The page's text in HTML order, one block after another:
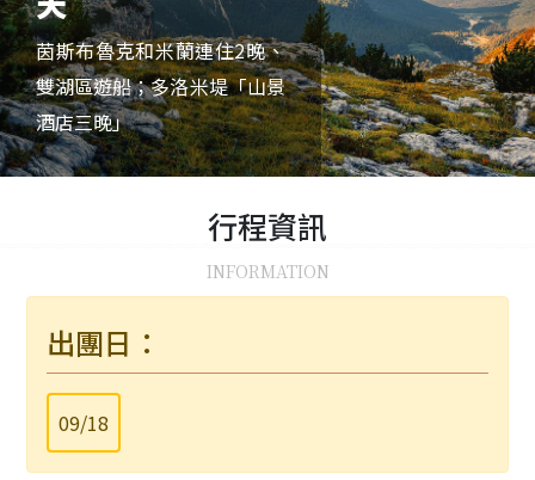
茵斯布魯克和米蘭連住2晚、
雙湖區遊船；多洛米堤「山景
酒店三晚」
行程資訊
INFORMATION
出團日：
09/18